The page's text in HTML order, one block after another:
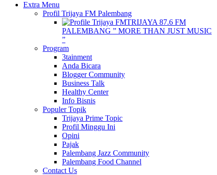
Extra Menu
Profil Trijaya FM Palembang
TRIJAYA 87.6 FM
PALEMBANG ” MORE THAN JUST MUSIC
”
Program
3tainment
Anda Bicara
Blogger Community
Business Talk
Healthy Center
Info Bisnis
Populer Topik
Trijaya Prime Topic
Profil Minggu Ini
Opini
Pajak
Palembang Jazz Community
Palembang Food Channel
Contact Us